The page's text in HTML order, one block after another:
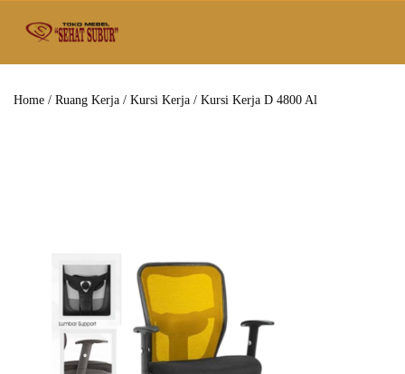
Home / Ruang Kerja / Kursi Kerja / Kursi Kerja D 4800 Al